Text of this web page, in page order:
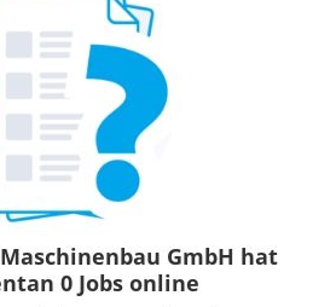
GmbH hat
0 Jobs online